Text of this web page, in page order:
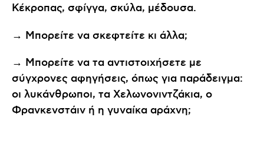
Κέκροπας, σφίγγα, σκύλα, μέδουσα.
→ Μπορείτε να σκεφτείτε κι άλλα;
→ Μπορείτε να τα αντιστοιχήσετε με
σύγχρονες αφηγήσεις, όπως για παράδειγμα:
οι λυκάνθρωποι, τα Χελωνονιντζάκια, ο
Φρανκενστάιν ή η γυναίκα αράχνη;